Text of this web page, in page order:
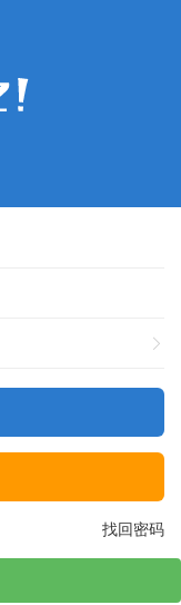
找回密码